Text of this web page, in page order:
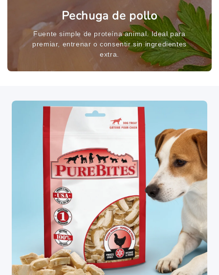
Pechuga de pollo
Fuente simple de proteína animal. Ideal para
premiar, entrenar o consentir sin ingredientes
extra.